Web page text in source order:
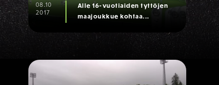
08.10
2017
Alle 16-vuotiaiden tyttöjen
maajoukkue kohtaa...